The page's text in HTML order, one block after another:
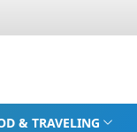
& TRAVELING